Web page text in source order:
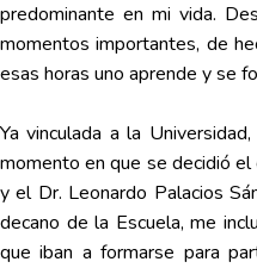
predominante en mi vida.
momentos importantes, de
esas horas uno aprende y se
Ya vinculada a la
momento en que se decidió el
y el Dr. Leonardo Palacios
decano de la Escuela, me
que iban a formarse para